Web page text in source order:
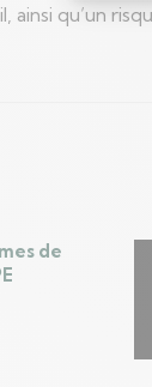
qu’un
de